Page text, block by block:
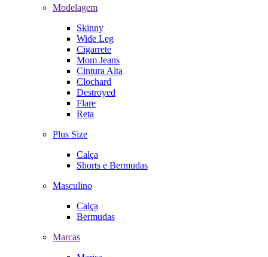
Modelagem
Skinny
Wide Leg
Cigarrete
Mom Jeans
Cintura Alta
Clochard
Destroyed
Flare
Reta
Plus Size
Calça
Shorts e Bermudas
Masculino
Calça
Bermudas
Marcas